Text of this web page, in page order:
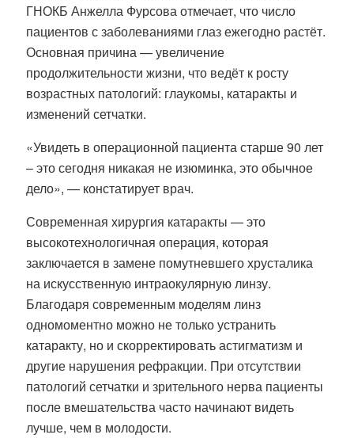
ГНОКБ Анжелла Фурсова отмечает, что число
пациентов с заболеваниями глаз ежегодно растёт.
Основная причина — увеличение
продолжительности жизни, что ведёт к росту
возрастных патологий: глаукомы, катаракты и
изменений сетчатки.
«Увидеть в операционной пациента старше 90 лет
– это сегодня никакая не изюминка, это обычное
дело», — констатирует врач.
Современная хирургия катаракты — это
высокотехнологичная операция, которая
заключается в замене помутневшего хрусталика
на искусственную интраокулярную линзу.
Благодаря современным моделям линз
одномоментно можно не только устранить
катаракту, но и скорректировать астигматизм и
другие нарушения рефракции. При отсутствии
патологий сетчатки и зрительного нерва пациенты
после вмешательства часто начинают видеть
лучше, чем в молодости.